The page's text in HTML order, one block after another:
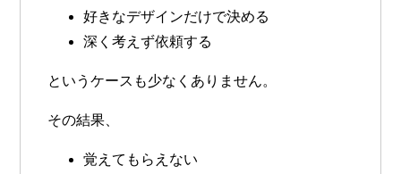
好きなデザインだけで決める
深く考えず依頼する
というケースも少なくありません。
その結果、
覚えてもらえない